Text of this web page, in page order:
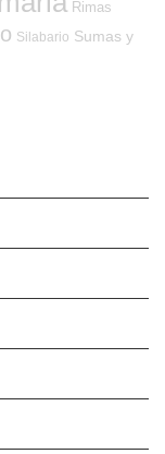
Rimas
Silabario Sumas y